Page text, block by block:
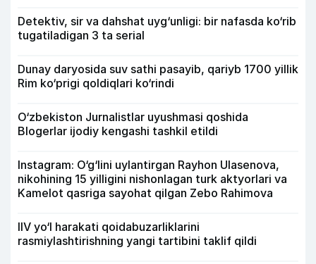
Detektiv, sir va dahshat uyg‘unligi: bir nafasda ko‘rib
tugatiladigan 3 ta serial
Dunay daryosida suv sathi pasayib, qariyb 1700 yillik
Rim ko‘prigi qoldiqlari ko‘rindi
O‘zbekiston Jurnalistlar uyushmasi qoshida
Blogerlar ijodiy kengashi tashkil etildi
Instagram: O‘g‘lini uylantirgan Rayhon Ulasenova,
nikohining 15 yilligini nishonlagan turk aktyorlari va
Kamelot qasriga sayohat qilgan Zebo Rahimova
IIV yo‘l harakati qoidabuzarliklarini
rasmiylashtirishning yangi tartibini taklif qildi